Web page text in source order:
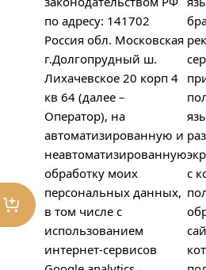
по адресу: 141702
Россия обл. Московская
г.Долгопрудный ш.
Лихачевское 20 корп 4
кв 64 (далее –
Оператор), на
автоматизированную и
неавтоматизированную
обработку моих
персональных данных,
в том числе с
использованием
интернет-сервисов
с